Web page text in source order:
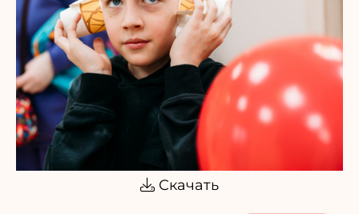
Скачать